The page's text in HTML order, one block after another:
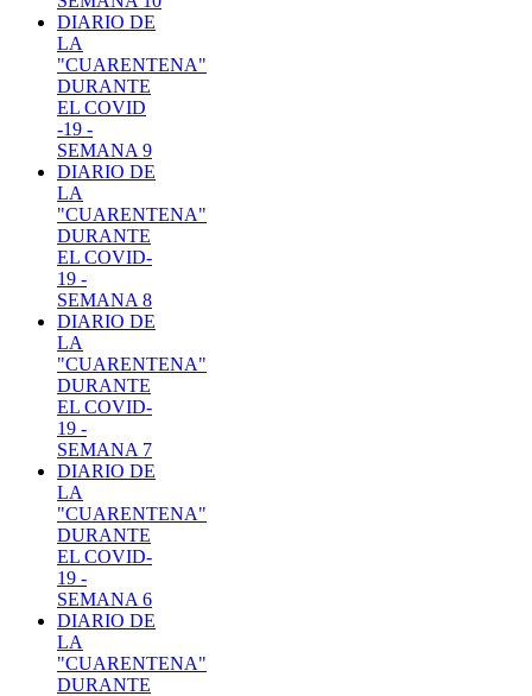
DIARIO DE
LA
"CUARENTENA"
DURANTE
EL COVID
-19 -
SEMANA 9
DIARIO DE
LA
"CUARENTENA"
DURANTE
EL COVID-
19 -
SEMANA 8
DIARIO DE
LA
"CUARENTENA"
DURANTE
EL COVID-
19 -
SEMANA 7
DIARIO DE
LA
"CUARENTENA"
DURANTE
EL COVID-
19 -
SEMANA 6
DIARIO DE
LA
"CUARENTENA"
DURANTE